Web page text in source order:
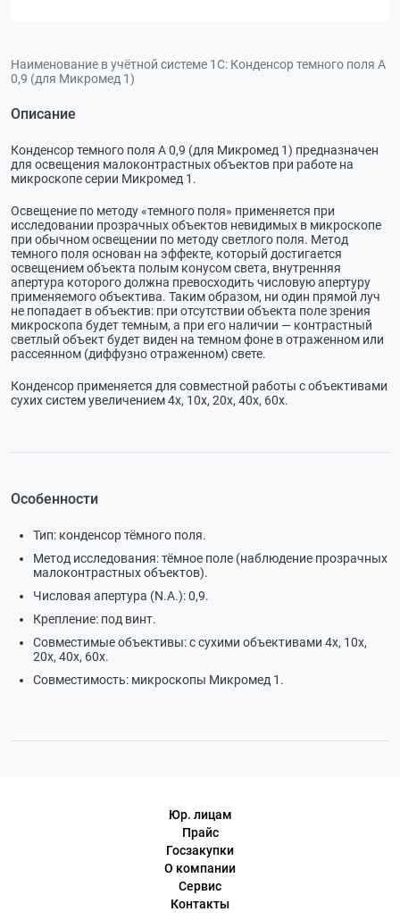
Наименование в учётной системе 1С: Конденсор темного поля А
0,9 (для Микромед 1)
Описание
Конденсор темного поля А 0,9 (для Микромед 1) предназначен
для освещения малоконтрастных объектов при работе на
микроскопе серии Микромед 1.
Освещение по методу «темного поля» применяется при
исследовании прозрачных объектов невидимых в микроскопе
при обычном освещении по методу светлого поля. Метод
темного поля основан на эффекте, который достигается
освещением объекта полым конусом света, внутренняя
апертура которого должна превосходить числовую апертуру
применяемого объектива. Таким образом, ни один прямой луч
не попадает в объектив: при отсутствии объекта поле зрения
микроскопа будет темным, а при его наличии — контрастный
светлый объект будет виден на темном фоне в отраженном или
рассеянном (диффузно отраженном) свете.
Конденсор применяется для совместной работы с объективами
сухих систем увеличением 4х, 10х, 20х, 40х, 60х.
Особенности
Тип: конденсор тёмного поля.
Метод исследования: тёмное поле (наблюдение прозрачных
малоконтрастных объектов).
Числовая апертура (N.A.): 0,9.
Крепление: под винт.
Совместимые объективы: с сухими объективами 4х, 10х,
20х, 40х, 60х.
Совместимость: микроскопы Микромед 1.
Юр. лицам
Прайс
Госзакупки
О компании
Сервис
Контакты